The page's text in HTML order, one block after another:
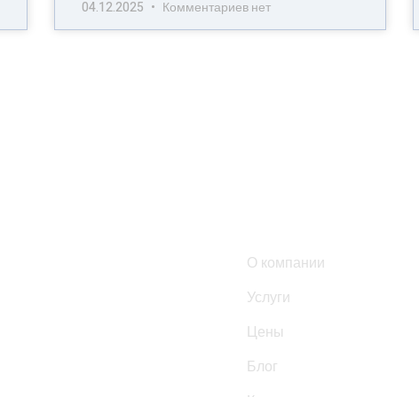
04.12.2025 Комментариев нет
О компании
Услуги
Цены
Блог